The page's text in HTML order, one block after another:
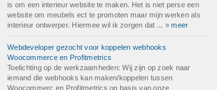
is om een interieur website te maken. Het is niet perse een
website om meubels ect te promoten maar mijn werken als
interieur ontwerper. Hiermee wil ik zorgen dat ... » meer
Webdeveloper gezocht voor koppelen webhooks
Woocommerce en Profitmetrics
Toelichting op de werkzaamheden: Wij zijn op zoek naar
iemand die webhooks kan maken/koppelen tussen
Woocommerc en Profitmetrics op basis van onze